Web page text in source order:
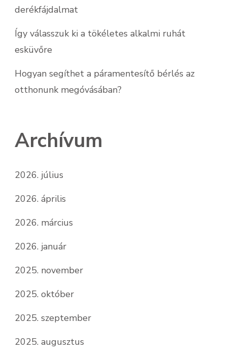
derékfájdalmat
Így válasszuk ki a tökéletes alkalmi ruhát
esküvőre
Hogyan segíthet a páramentesítő bérlés az
otthonunk megóvásában?
Archívum
2026. július
2026. április
2026. március
2026. január
2025. november
2025. október
2025. szeptember
2025. augusztus